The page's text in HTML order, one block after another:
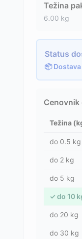
Težina
6.00 kg
Status
📦
Težina
do 0.5 kg
do 2 kg
do 5 kg
✓ do 10
do 20 kg
do 30 kg